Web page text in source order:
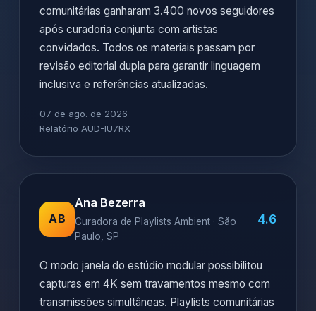
comunitárias ganharam 3.400 novos seguidores
após curadoria conjunta com artistas
convidados. Todos os materiais passam por
revisão editorial dupla para garantir linguagem
inclusiva e referências atualizadas.
07 de ago. de 2026
Relatório AUD-IU7RX
AB
Ana Bezerra
Curadora de Playlists Ambient · São
Paulo, SP
4.6
O modo janela do estúdio modular possibilitou
capturas em 4K sem travamentos mesmo com
transmissões simultâneas. Playlists comunitárias